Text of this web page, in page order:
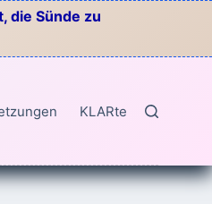
die Sünde zu
KLARtext